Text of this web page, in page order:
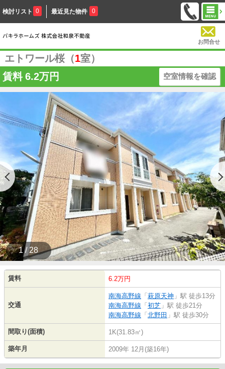
検討リスト 0 最近見た物件 0
お問合せ
エトワール桜（1室）
賃料 6.2万円 空室情報を確認
1 / 28
賃料 6.2万円
交通
南海高野線 「 萩原天神 」駅 徒歩13分
南海高野線 「 初芝 」駅 徒歩21分
南海高野線 「 北野田 」駅 徒歩30分
間取り(面積) 1K(31.83㎡)
築年月 2009年 12月(築16年)